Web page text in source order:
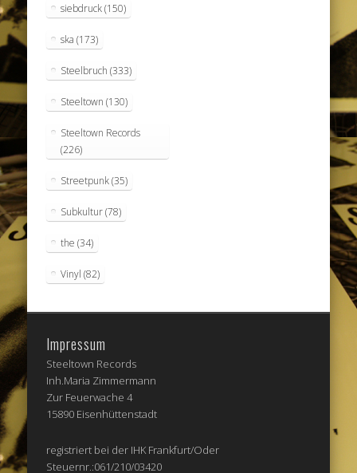
siebdruck(150)
ska (173)
Steelbruch (333)
Steeltown (130)
Steeltown Records
(226)
Streetpunk(35)
Subkultur(78)
the (34)
Vinyl (82)
Impressum
Steeltown Records
Inh.Maria Zimmermann
Zur Feuerwache 4
15890 Eisenhüttenstadt
registriert bei der IHK Frankfurt/Oder
Steuernr.:061/210/03420